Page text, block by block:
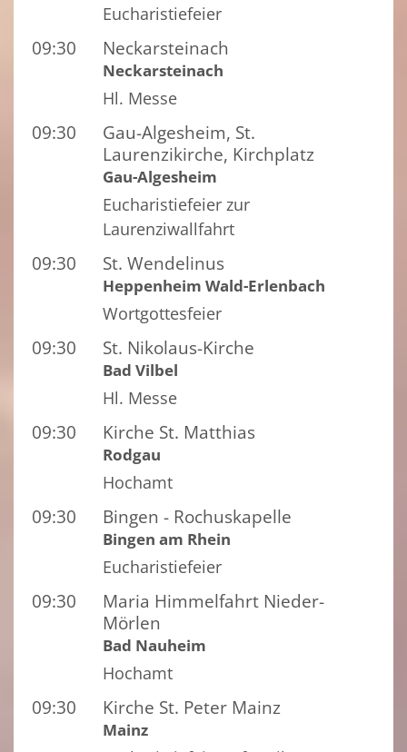
Eucharistiefeier
09:30 Neckarsteinach
Neckarsteinach
Hl. Messe
09:30
Gau-Algesheim, St.
Laurenzikirche, Kirchplatz
Gau-Algesheim
Eucharistiefeier zur
Laurenziwallfahrt
09:30 St. Wendelinus
Heppenheim Wald-Erlenbach
Wortgottesfeier
09:30 St. Nikolaus-Kirche
Bad Vilbel
Hl. Messe
09:30 Kirche St. Matthias
Rodgau
Hochamt
09:30 Bingen - Rochuskapelle
Bingen am Rhein
Eucharistiefeier
09:30
Maria Himmelfahrt Nieder-
Mörlen
Bad Nauheim
Hochamt
09:30 Kirche St. Peter Mainz
Mainz